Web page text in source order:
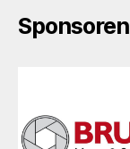
Sponsoren